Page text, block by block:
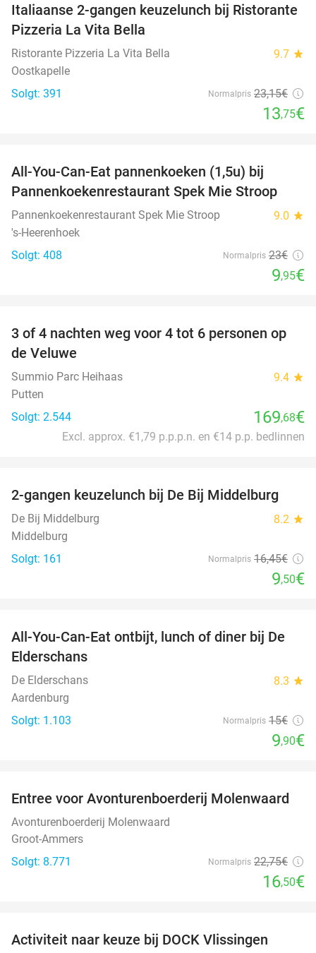
41%
Italiaanse 2-gangen keuzelunch bij Ristorante
Pizzeria La Vita Bella
Ristorante Pizzeria La Vita Bella 9.7 star
Oostkapelle
Solgt: 391
Normalpris 23,15€
13,75€
All-You-Can-Eat pannenkoeken (1,5u) bij
Pannenkoekenrestaurant Spek Mie Stroop
Pannenkoekenrestaurant Spek Mie Stroop 9.0 star
's-Heerenhoek
Solgt: 408
Normalpris 23€
9,95€
3 of 4 nachten weg voor 4 tot 6 personen op
de Veluwe
Summio Parc Heihaas 9.4 star
Putten
Solgt: 2.544
169,68€
Excl. approx. €1,79 p.p.p.n. en €14 p.p. bedlinnen
42%
2-gangen keuzelunch bij De Bij Middelburg
De Bij Middelburg 8.2 star
Middelburg
Solgt: 161
Normalpris 16,45€
9,50€
34%
All-You-Can-Eat ontbijt, lunch of diner bij De
Elderschans
De Elderschans 8.3 star
Aardenburg
Solgt: 1.103
Normalpris 15€
9,90€
27%
Entree voor Avonturenboerderij Molenwaard
Avonturenboerderij Molenwaard
Groot-Ammers
Solgt: 8.771
Normalpris 22,75€
16,50€
Activiteit naar keuze bij DOCK Vlissingen